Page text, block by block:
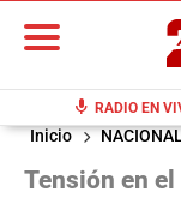
mic RADIO EN
Inicio
Tensión en